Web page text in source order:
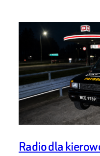
Radio dla